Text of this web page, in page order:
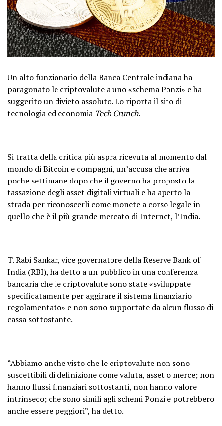
Un alto funzionario della Banca Centrale indiana ha
paragonato le criptovalute a uno «schema Ponzi» e ha
suggerito un divieto assoluto. Lo riporta il sito di
tecnologia ed economia Tech Crunch.
Si tratta della critica più aspra ricevuta al momento dal
mondo di Bitcoin e compagni, un’accusa che arriva
poche settimane dopo che il governo ha proposto la
tassazione degli asset digitali virtuali e ha aperto la
strada per riconoscerli come monete a corso legale in
quello che è il più grande mercato di Internet, l’India.
T. Rabi Sankar, vice governatore della Reserve Bank of
India (RBI), ha detto a un pubblico in una conferenza
bancaria che le criptovalute sono state «sviluppate
specificatamente per aggirare il sistema finanziario
regolamentato» e non sono supportate da alcun flusso di
cassa sottostante.
“Abbiamo anche visto che le criptovalute non sono
suscettibili di definizione come valuta, asset o merce; non
hanno flussi finanziari sottostanti, non hanno valore
intrinseco; che sono simili agli schemi Ponzi e potrebbero
anche essere peggiori”, ha detto.